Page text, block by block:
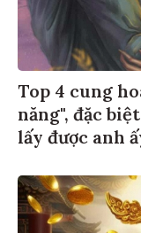
Top 4 cung
năng", đặc
lấy được anh